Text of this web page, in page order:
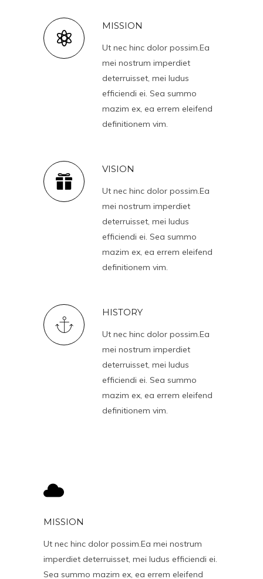
MISSION
Ut nec hinc dolor possim.Ea
mei nostrum imperdiet
deterruisset, mei ludus
efficiendi ei. Sea summo
mazim ex, ea errem eleifend
definitionem vim.
VISION
Ut nec hinc dolor possim.Ea
mei nostrum imperdiet
deterruisset, mei ludus
efficiendi ei. Sea summo
mazim ex, ea errem eleifend
definitionem vim.
HISTORY
Ut nec hinc dolor possim.Ea
mei nostrum imperdiet
deterruisset, mei ludus
efficiendi ei. Sea summo
mazim ex, ea errem eleifend
definitionem vim.
MISSION
Ut nec hinc dolor possim.Ea mei nostrum
imperdiet deterruisset, mei ludus efficiendi ei.
Sea summo mazim ex, ea errem eleifend